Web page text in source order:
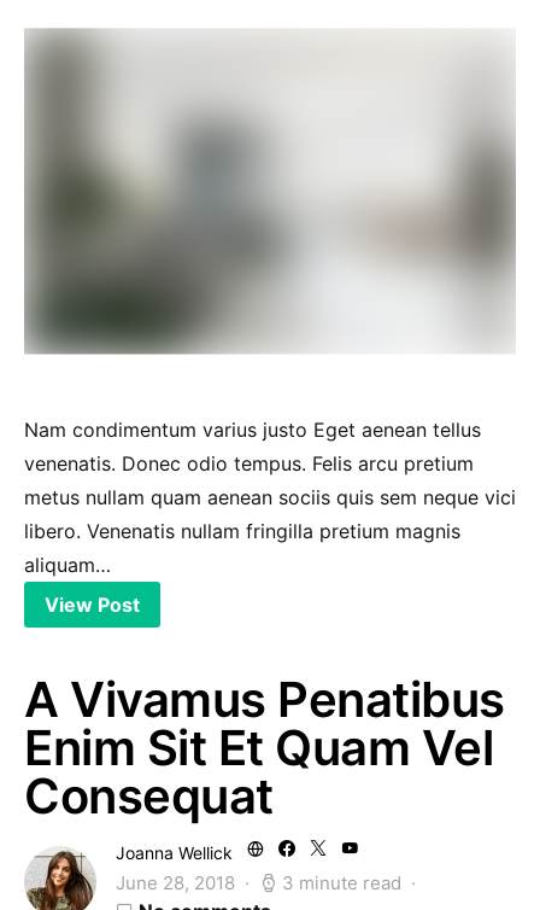
Nam condimentum varius justo Eget aenean tellus
venenatis. Donec odio tempus. Felis arcu pretium
metus nullam quam aenean sociis quis sem neque vici
libero. Venenatis nullam fringilla pretium magnis
aliquam…
View Post
A Vivamus Penatibus
Enim Sit Et Quam Vel
Consequat
Joanna Wellick
June 28, 2018 3 minute read